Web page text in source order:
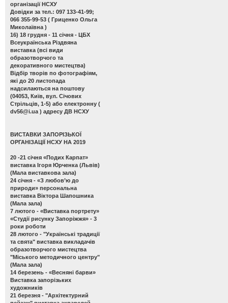
організації НСХУ
Довідки за тел.: 097 133-41-99;
066 355-99-53 ( Гриценко Ольга
Миколаївна )
16) 18 грудня - 11 січня - ЦБХ
Всеукраїнська Різдвяна
виставка (всі види
образотворчого та
декоративного мистецтва)
Відбір творів по фотографіям,
які до 20 листопада
надсилаються на поштову
(04053, Київ, вул. Січових
Стрільців, 1-5) або електронну (
dv56@i.ua ) адресу ДВ НСХУ
ВИСТАВКИ ЗАПОРІЗЬКОЇ
ОРГАНІЗАЦІЇ НСХУ НА 2019
20 -21 січня «Подих Карпат»
виставка Ігоря Юрченка (Львів)
(Мала виставкова зала)
24 січня - «З любов’ю до
природи» персональна
виставка Віктора Шапошника
(Мала зала)
7 лютого - «Виставка портрету»
«Студії рисунку Запоріжжя» - 3
роки роботи
28 лютого - "Українські традиції
та свята" виставка викладачів
образотворчого мистецтва
"Міського методичного центру"
(Мала зала)
14 березень - «Весняні барви»
Виставка запорізьких
художників
21 березня - "Архітектурний